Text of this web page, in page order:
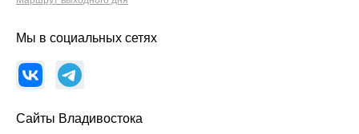
Мы в социальных сетях
Сайты Владивостока